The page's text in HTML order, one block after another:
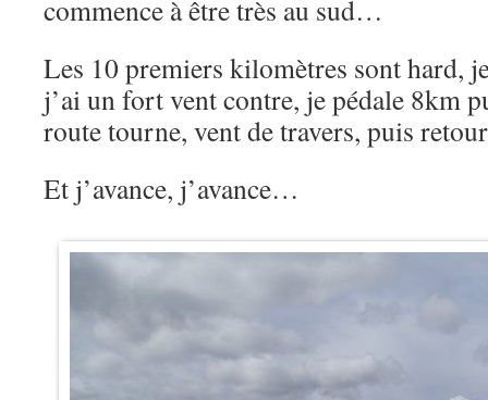
commence à être très au sud…
Les 10 premiers kilomètres sont hard,
j’ai un fort vent contre, je pédale 8km
route tourne, vent de travers, puis
Et j’avance, j’avance…